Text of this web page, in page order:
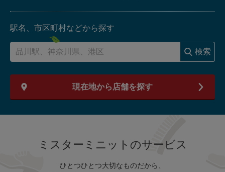
駅名、市区町村などから探す
検索
現在地から店舗を探す
ミスターミニットのサービス
ひとつひとつ大切なものだから、